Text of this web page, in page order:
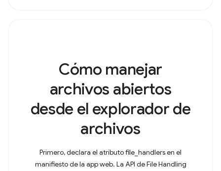
Cómo manejar
archivos abiertos
desde el explorador de
archivos
Primero, declara el atributo file_handlers en el
manifiesto de la app web. La API de File Handling